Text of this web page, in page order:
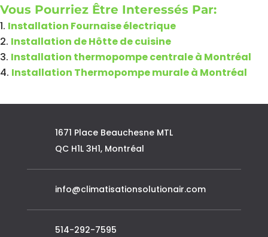
Vous Pourriez Être Interessés Par:
Installation Fournaise électrique
Installation de Hôtte de cuisine
Installation thermopompe centrale à Montréal
Installation Thermopompe murale à Montréal
1671 Place Beauchesne MTL
QC H1L 3H1, Montréal
info@climatisationsolutionair.com
514-292-7595